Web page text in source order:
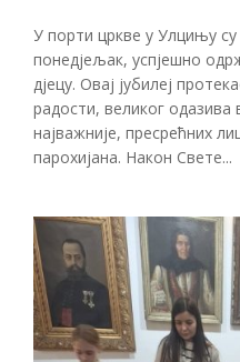
У порти цркве у Улцињу​
понедјељак, успјешно
дјецу. Овај јубилеј
радости, великог одазива
најважније, пресрећних
парохијана. ​Након Свете...